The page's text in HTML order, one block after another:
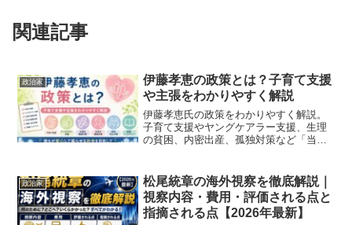
関連記事
政治家
伊藤孝恵の政策とは？子育て支援
や主張をわかりやすく解説
伊藤孝恵氏の政策をわかりやすく解説。
子育て支援やヤングケアラー支援、生理
の貧困、内密出産、孤独対策など「当事
政治家
松尾統章の海外視察を徹底解説｜
視察内容・費用・評価される点と
指摘される点【2026年最新】